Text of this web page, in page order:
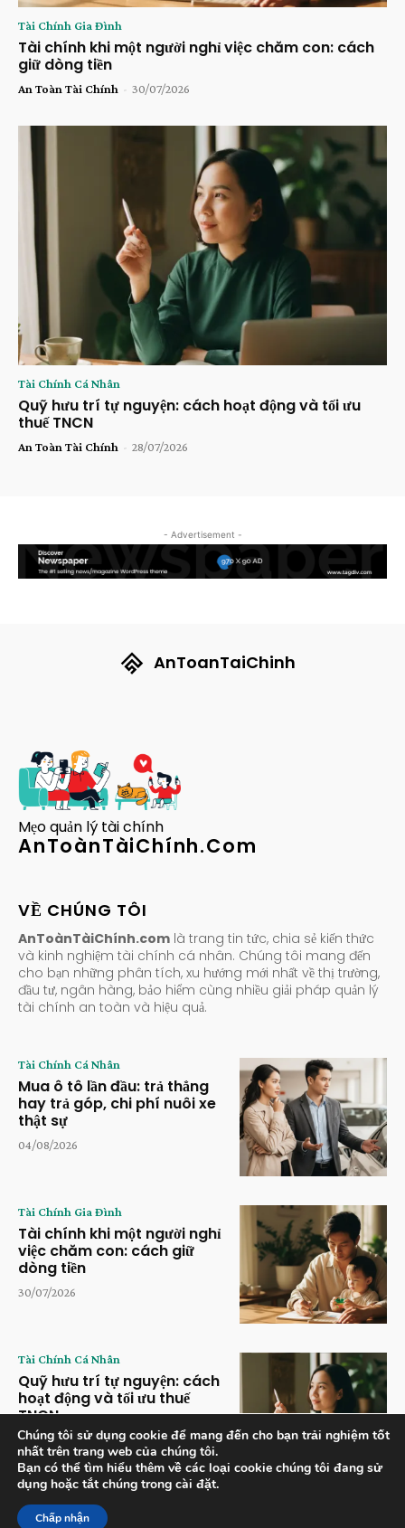
Tài Chính Gia Đình
Tài chính khi một người nghỉ việc chăm con: cách
giữ dòng tiền
An Toàn Tài Chính - 30/07/2026
Tài Chính Cá Nhân
Quỹ hưu trí tự nguyện: cách hoạt động và tối ưu
thuế TNCN
An Toàn Tài Chính - 28/07/2026
- Advertisement -
AnToanTaiChinh
Mẹo quản lý tài chính
AnToànTàiChính.Com
VỀ CHÚNG TÔI
AnToànTàiChính.com là trang tin tức, chia sẻ kiến thức
và kinh nghiệm tài chính cá nhân. Chúng tôi mang đến
cho bạn những phân tích, xu hướng mới nhất về thị trường,
đầu tư, ngân hàng, bảo hiểm cùng nhiều giải pháp quản lý
tài chính an toàn và hiệu quả.
Tài Chính Cá Nhân
Mua ô tô lần đầu: trả thẳng
hay trả góp, chi phí nuôi xe
thật sự
04/08/2026
Tài Chính Gia Đình
Tài chính khi một người nghỉ
việc chăm con: cách giữ
dòng tiền
30/07/2026
Tài Chính Cá Nhân
Quỹ hưu trí tự nguyện: cách
hoạt động và tối ưu thuế
TNCN
28/07/2026
Chúng tôi sử dụng cookie để mang đến cho bạn trải nghiệm tốt
nhất trên trang web của chúng tôi.
Bạn có thể tìm hiểu thêm về các loại cookie chúng tôi đang sử
dụng hoặc tắt chúng trong cài đặt.
Chấp nhận